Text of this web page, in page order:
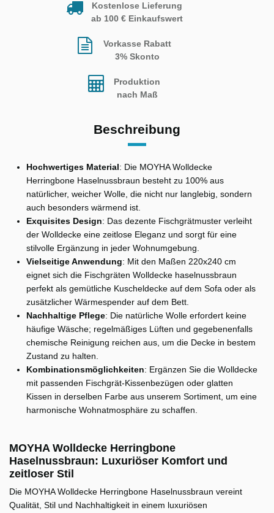
Kostenlose Lieferung
ab 100 € Einkaufswert
Vorkasse Rabatt
3% Skonto
Produktion
nach Maß
Beschreibung
Hochwertiges Material: Die MOYHA Wolldecke
Herringbone Haselnussbraun besteht zu 100% aus
natürlicher, weicher Wolle, die nicht nur langlebig, sondern
auch besonders wärmend ist.
Exquisites Design: Das dezente Fischgrätmuster verleiht
der Wolldecke eine zeitlose Eleganz und sorgt für eine
stilvolle Ergänzung in jeder Wohnumgebung.
Vielseitige Anwendung: Mit den Maßen 220x240 cm
eignet sich die Fischgräten Wolldecke haselnussbraun
perfekt als gemütliche Kuscheldecke auf dem Sofa oder als
zusätzlicher Wärmespender auf dem Bett.
Nachhaltige Pflege: Die natürliche Wolle erfordert keine
häufige Wäsche; regelmäßiges Lüften und gegebenenfalls
chemische Reinigung reichen aus, um die Decke in bestem
Zustand zu halten.
Kombinationsmöglichkeiten: Ergänzen Sie die Wolldecke
mit passenden Fischgrät-Kissenbezügen oder glatten
Kissen in derselben Farbe aus unserem Sortiment, um eine
harmonische Wohnatmosphäre zu schaffen.
MOYHA Wolldecke Herringbone
Haselnussbraun: Luxuriöser Komfort und
zeitloser Stil
Die MOYHA Wolldecke Herringbone Haselnussbraun vereint
Qualität, Stil und Nachhaltigkeit in einem luxuriösen